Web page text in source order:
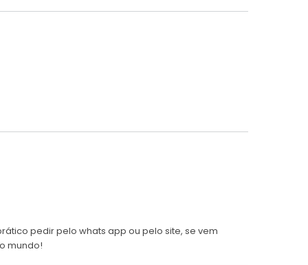
pedir pelo whats app ou pelo site, se vem
mundo!